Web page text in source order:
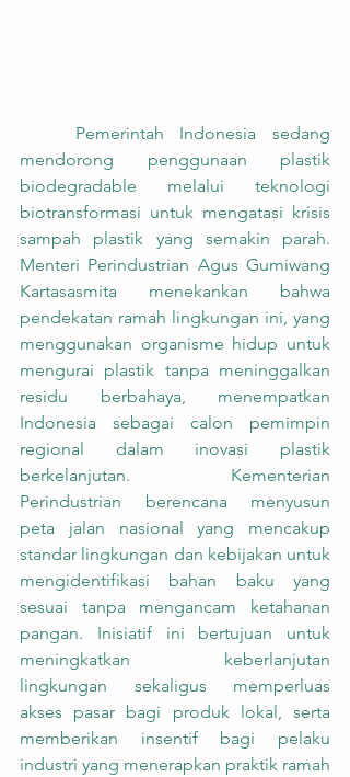
mendorong penggunaan plastik
biodegradable melalui teknologi
biotransformasi untuk mengatasi krisis
sampah plastik yang semakin parah.
Menteri Perindustrian Agus Gumiwang
Kartasasmita menekankan bahwa
pendekatan ramah lingkungan ini, yang
menggunakan organisme hidup untuk
mengurai plastik tanpa meninggalkan
residu berbahaya, menempatkan
Indonesia sebagai calon pemimpin
regional dalam inovasi plastik
berkelanjutan. Kementerian
Perindustrian berencana menyusun
peta jalan nasional yang mencakup
standar lingkungan dan kebijakan untuk
mengidentifikasi bahan baku yang
sesuai tanpa mengancam ketahanan
pangan. Inisiatif ini bertujuan untuk
meningkatkan keberlanjutan
lingkungan sekaligus memperluas
akses pasar bagi produk lokal, serta
memberikan insentif bagi pelaku
industri yang menerapkan praktik ramah